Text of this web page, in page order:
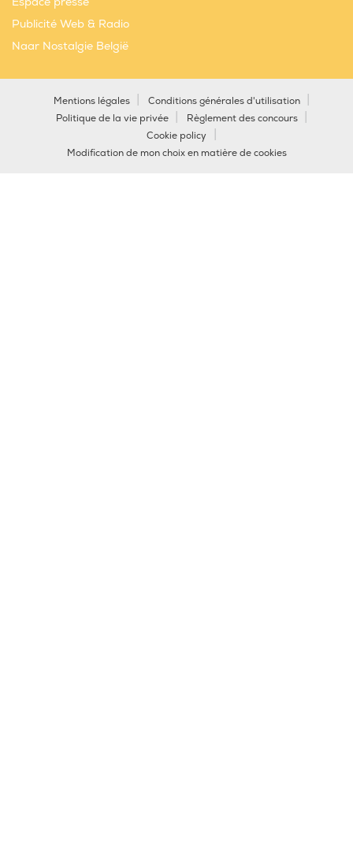
Publicité Web & Radio
Naar Nostalgie België
Mentions légales
Conditions générales d'utilisation
Politique de la vie privée
Règlement des concours
Cookie policy
Modification de mon choix en matière de cookies